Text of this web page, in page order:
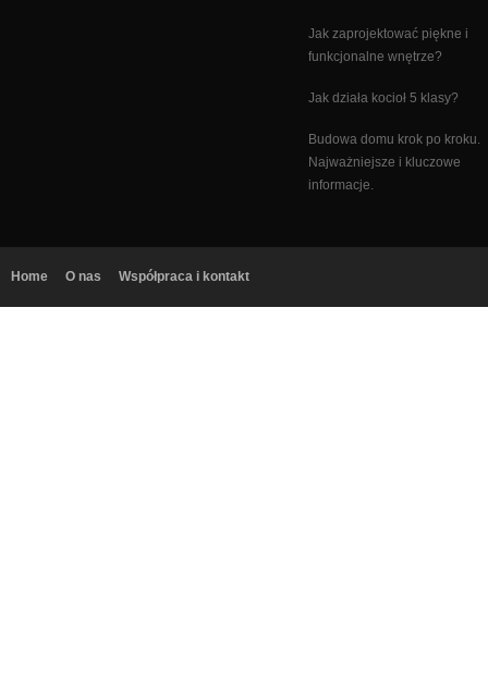
Jak zaprojektować piękne i
funkcjonalne wnętrze?
Jak działa kocioł 5 klasy?
Budowa domu krok po kroku.
Najważniejsze i kluczowe
informacje.
Home O nas Współpraca i kontakt